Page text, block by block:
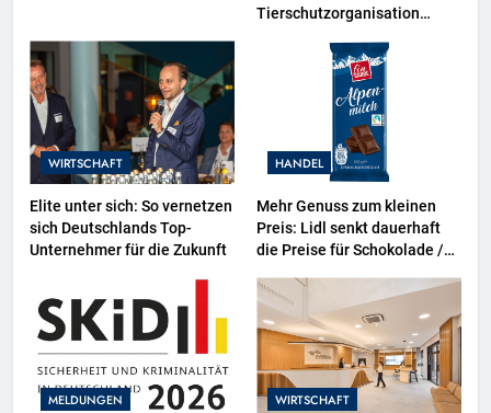
Tierschutzorganisation
Projektion in Brüssel die
Nähe der EU-Kommission zur
Tierindustrie an
WIRTSCHAFT
Elite unter sich: So vernetzen
sich Deutschlands Top-
Unternehmer für die Zukunft
HANDEL
Mehr Genuss zum kleinen
Preis: Lidl senkt dauerhaft
die Preise für Schokolade /
bis zu 13 Prozent günstiger
MELDUNGEN WIRTSCHAFT